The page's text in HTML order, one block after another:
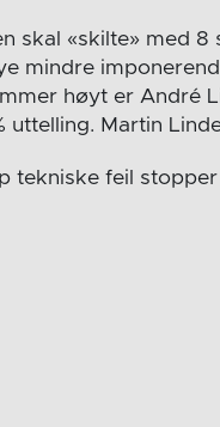
skal «skilte» med
mindre
høyt er André
uttelling. Martin
tekniske feil